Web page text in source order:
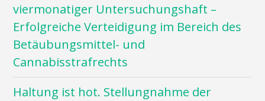
viermonatiger Untersuchungshaft –
Erfolgreiche Verteidigung im Bereich des
Betäubungsmittel- und
Cannabisstrafrechts
Haltung ist hot. Stellungnahme der